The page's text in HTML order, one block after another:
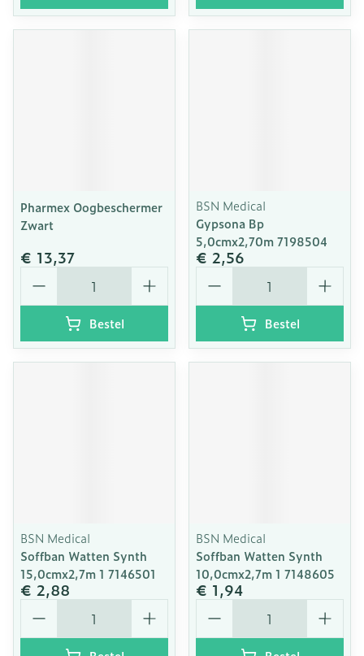
Pharmex Oogbeschermer
Zwart
€ 13,37
Aantal
Bestel
BSN Medical
Gypsona Bp
5,0cmx2,70m 7198504
€ 2,56
Aantal
Bestel
BSN Medical
Soffban Watten Synth
15,0cmx2,7m 1 7146501
€ 2,88
Aantal
BSN Medical
Soffban Watten Synth
10,0cmx2,7m 1 7148605
€ 1,94
Aantal